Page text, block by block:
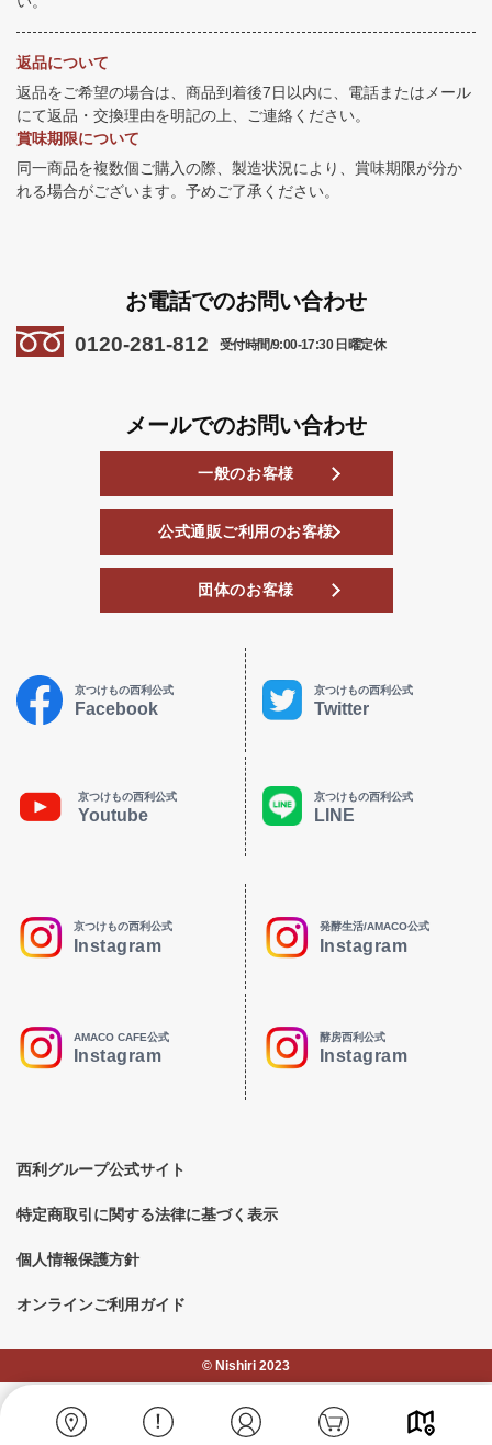
返品について
返品をご希望の場合は、商品到着後7日以内に、電話またはメール
にて返品・交換理由を明記の上、ご連絡ください。
賞味期限について
同一商品を複数個ご購入の際、製造状況により、賞味期限が分か
れる場合がございます。予めご了承ください。
お電話でのお問い合わせ
0120-281-812 受付時間/9:00-17:30 日曜定休
メールでのお問い合わせ
一般のお客様
公式通販ご利用のお客様
団体のお客様
京つけもの西利公式
Facebook
京つけもの西利公式
Twitter
京つけもの西利公式
Youtube
京つけもの西利公式
LINE
京つけもの西利公式
Instagram
発酵生活/AMACO公式
Instagram
AMACO CAFE公式
Instagram
酵房西利公式
Instagram
西利グループ公式サイト
特定商取引に関する法律に基づく表示
個人情報保護方針
オンラインご利用ガイド
©︎ Nishiri 2023